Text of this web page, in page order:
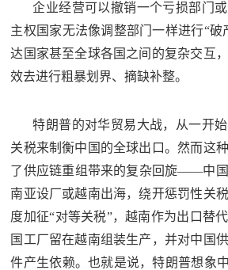
企业经营可以撤销一个亏损部门
主权国家无法像调整部门一样进行“破
达国家甚至全球各国之间的复杂交互
效去进行粗暴划界、摘缺补整。
特朗普的对华贸易大战，从一开
关税来制衡中国的全球出口。然而这
了供应链重组带来的复杂回旋——中
南亚设厂或越南出海，绕开惩罚性关
度加征“对等关税”，越南作为出口替
国工厂留在越南组装生产，并对中国
件产生依赖。也就是说，特朗普想象